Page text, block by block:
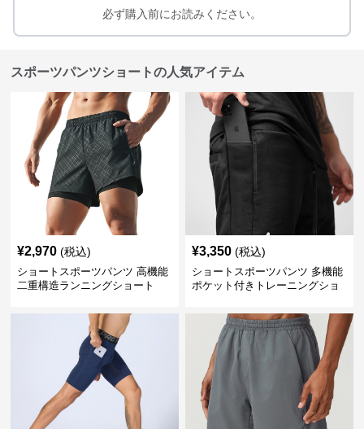
必ず購入前にお読みください。
スポーツパンツショートの人気アイテム
¥2,970 (税込)
ショートスポーツパンツ 高機能
二重構造ランニングショート
¥3,350 (税込)
ショートスポーツパンツ 多機能
ポケット付きトレーニングショ